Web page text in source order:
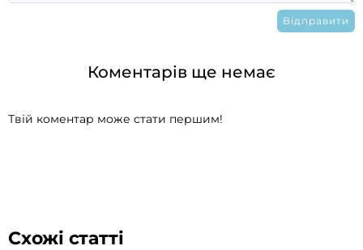
Коментарів ще немає
Твій коментар може стати першим!
Схожі статті